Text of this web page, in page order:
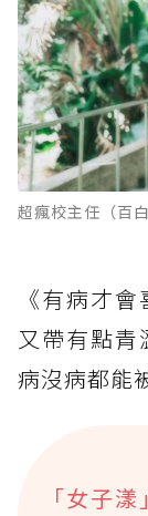
超瘋校主任（百
《有病才
又帶有點青
病沒病都能
｢女子漾